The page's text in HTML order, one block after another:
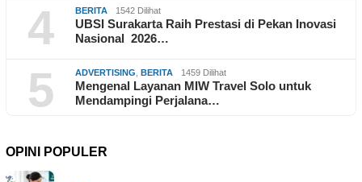
4 BERITA 1542 Dilihat
UBSI Surakarta Raih Prestasi di Pekan Inovasi
Nasional 2026…
5 ADVERTISING BERITA 1459 Dilihat
Mengenal Layanan MIW Travel Solo untuk
Mendampingi Perjalana…
OPINI POPULER